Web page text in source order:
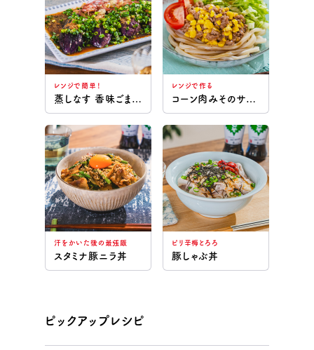
レンジで簡単！
蒸しなす 香味ごまだれ
レンジで作る
コーン肉みそのサラダうどん
汗をかいた後の最強飯
スタミナ豚ニラ丼
ピリ辛梅とろろ
豚しゃぶ丼
ピックアップレシピ